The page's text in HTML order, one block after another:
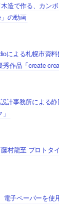
造で作る、カン
の動画
による札幌市資
作品「create
計事務所による
村龍至 プロトタ
電子ペーパーを使